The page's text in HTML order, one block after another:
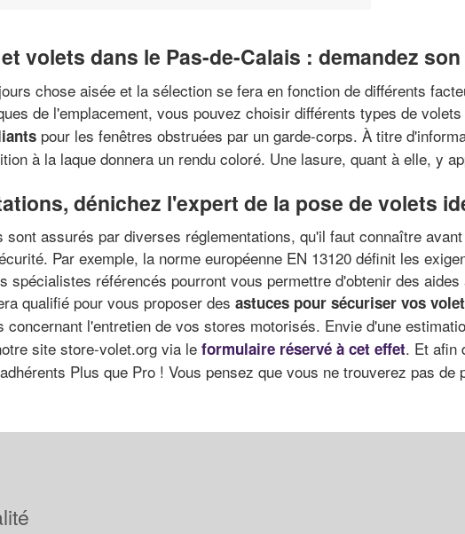
volets dans le Pas-de-Calais : demandez
chose aisée et la sélection se fera en fonction de différents
de l'emplacement, vous pouvez choisir différents types de
pour les fenêtres obstruées par un garde-corps. À titre
à la laque donnera un rendu coloré. Une lasure, quant à elle, y
dénichez l'expert de la pose de volets
assurés par diverses réglementations, qu'il faut connaître
Par exemple, la norme européenne EN 13120 définit les
spécialistes référencés pourront vous permettre d'obtenir des
qualifié pour vous proposer des astuces pour sécuriser vos
concernant l'entretien de vos stores motorisés. Envie d'une
site store-volet.org via le formulaire réservé à cet effet. Et afin
Plus que Pro ! Vous pensez que vous ne trouverez pas